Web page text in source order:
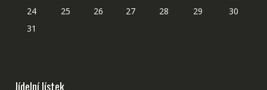
24
25 26 27 28 29
30
31
Jídelní lístek